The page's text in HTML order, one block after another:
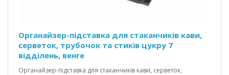
Органайзер-підставка для стаканчиків кави,
серветок, трубочок та стиків цукру 7
відділень, венге
Органайзер-підставка для стаканчиків кави, серветок,